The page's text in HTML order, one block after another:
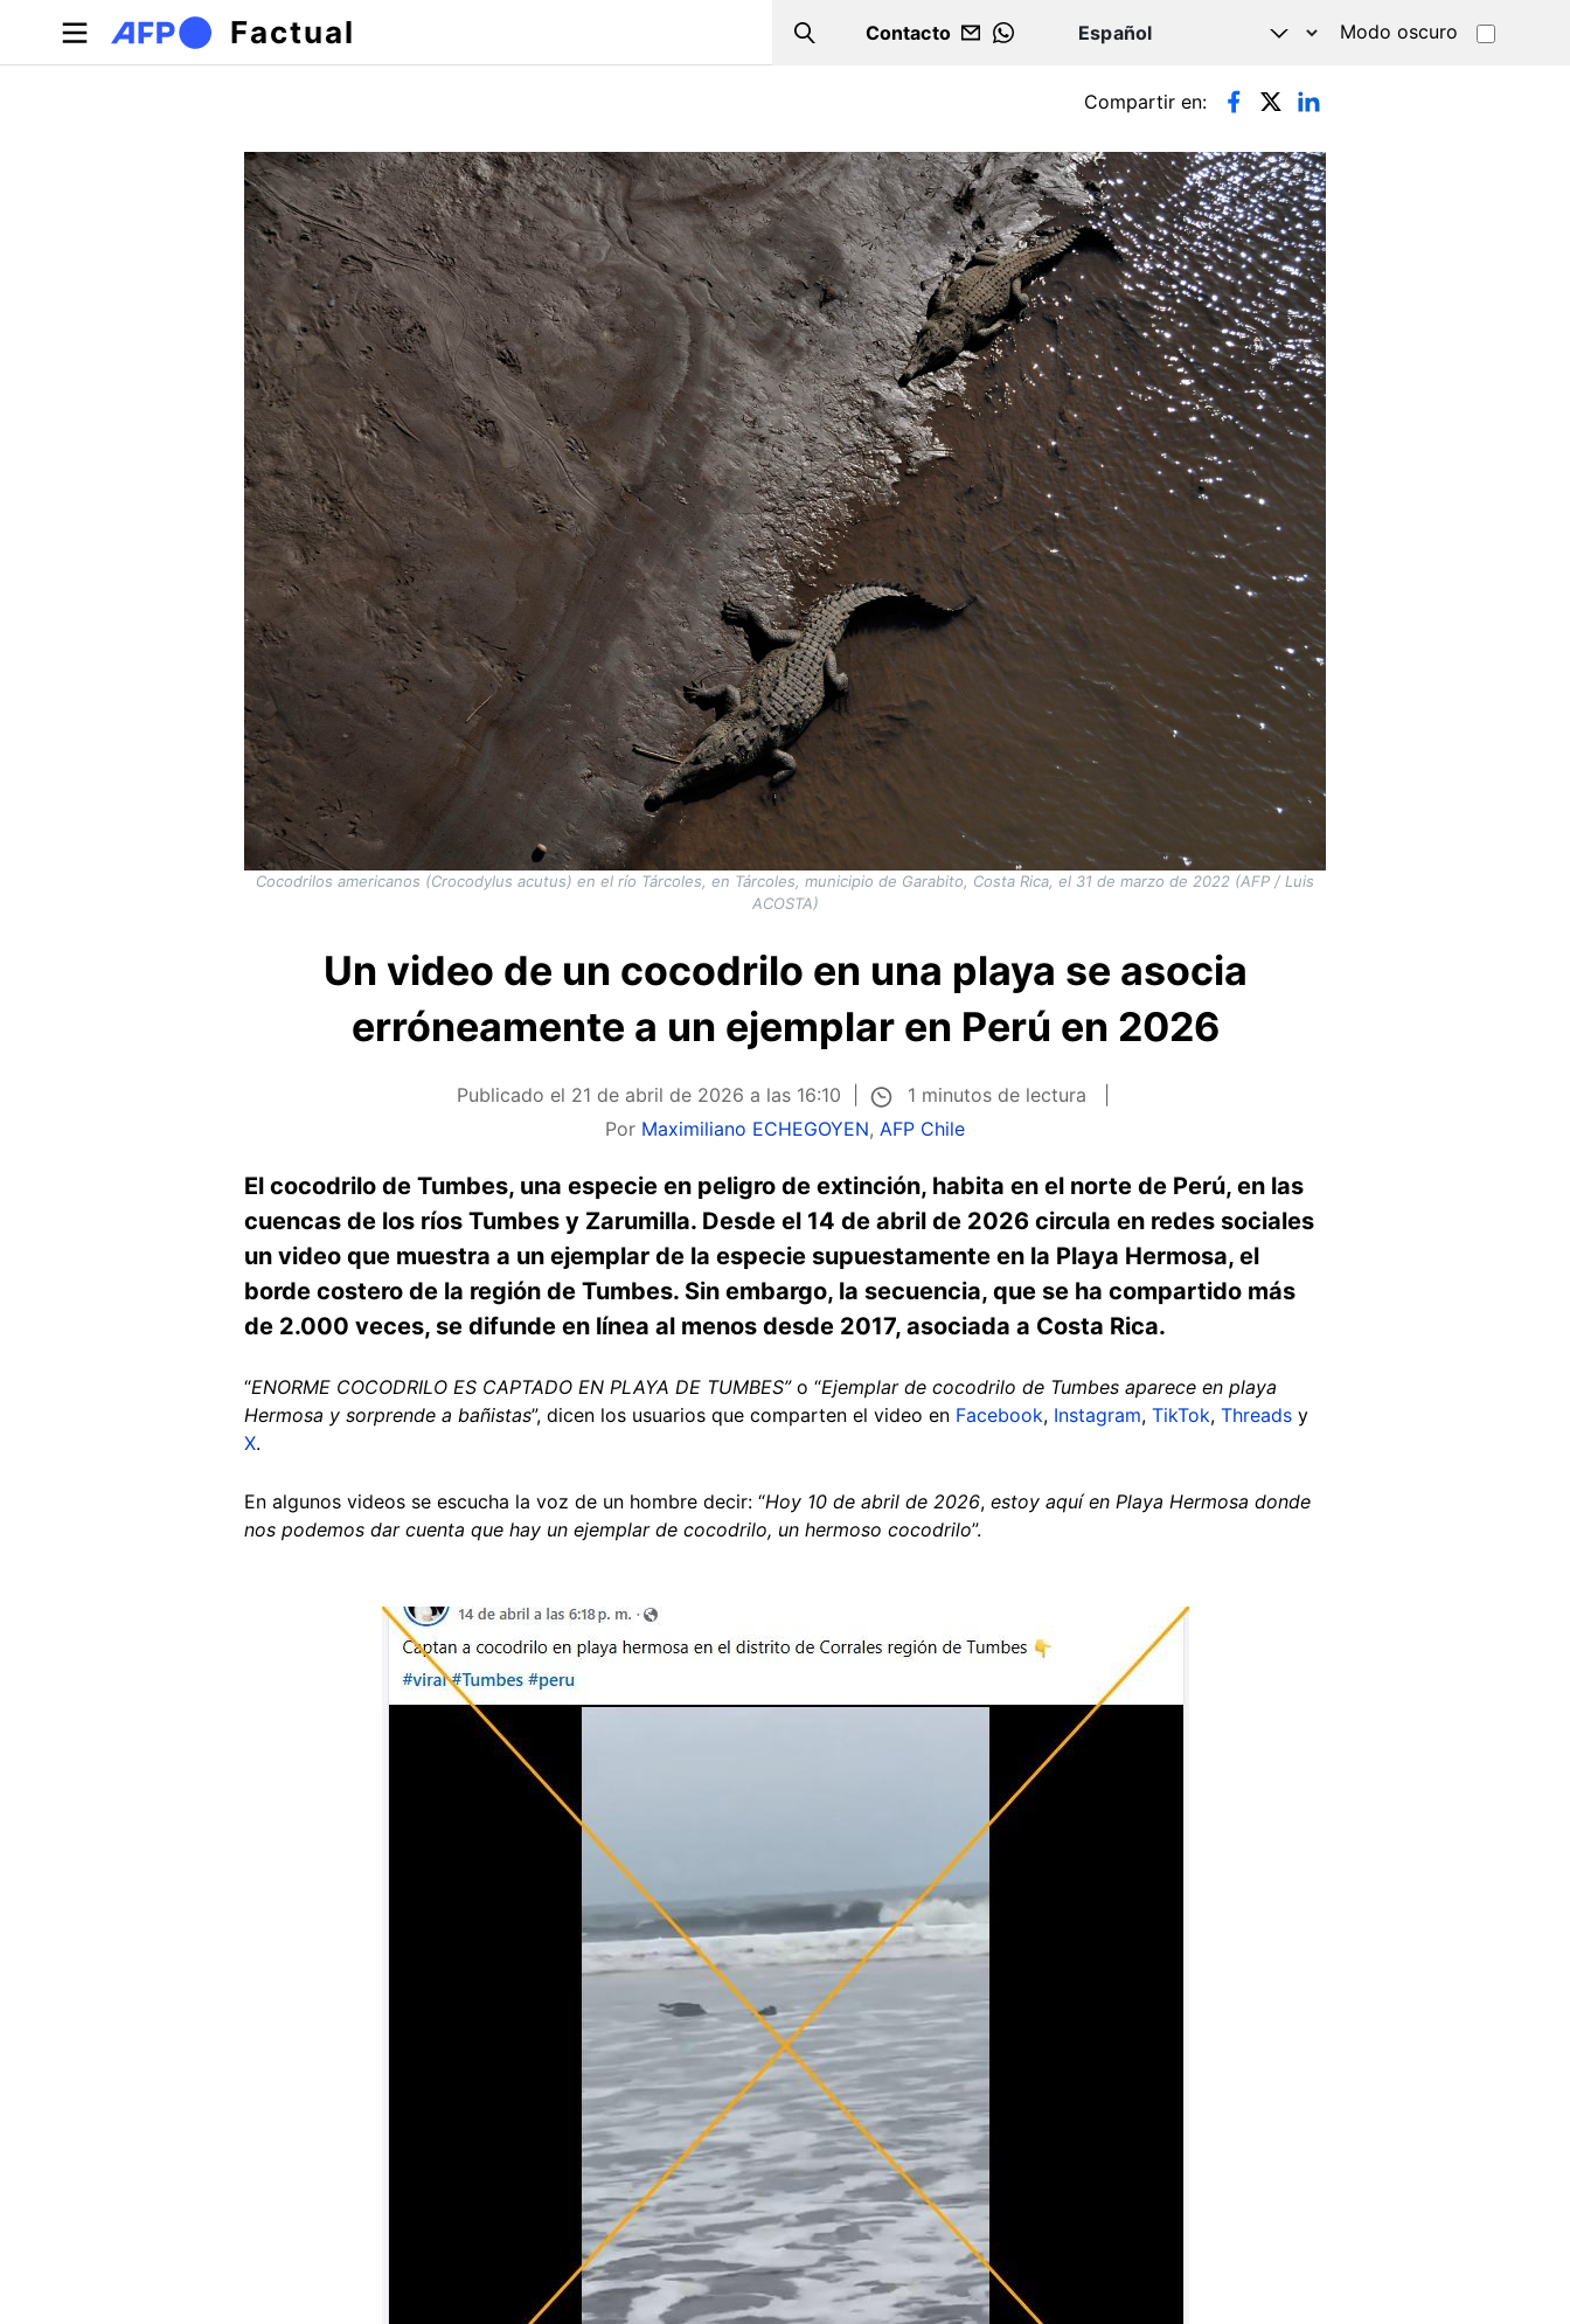
Pasar al contenido principal
Factual Search
Contacto
WHATSAPP
Modo oscuro
Solapas principales Compartir en:
Cocodrilos americanos (Crocodylus acutus) en el río Tárcoles, en Tárcoles, municipio de Garabito, Costa Rica, el 31 de marzo de 2022 (AFP / Luis
ACOSTA)
Un video de un cocodrilo en una playa se asocia
erróneamente a un ejemplar en Perú en 2026
Publicado el 21 de abril de 2026 a las 16:10
1 minutos de lectura
Por Maximiliano ECHEGOYEN, AFP Chile
El cocodrilo de Tumbes, una especie en peligro de extinción, habita en el norte de Perú, en las
cuencas de los ríos Tumbes y Zarumilla. Desde el 14 de abril de 2026 circula en redes sociales
un video que muestra a un ejemplar de la especie supuestamente en la Playa Hermosa, el
borde costero de la región de Tumbes. Sin embargo, la secuencia, que se ha compartido más
de 2.000 veces, se difunde en línea al menos desde 2017, asociada a Costa Rica.
“ENORME COCODRILO ES CAPTADO EN PLAYA DE TUMBES” o “Ejemplar de cocodrilo de Tumbes aparece en playa
Hermosa y sorprende a bañistas”, dicen los usuarios que comparten el video en Facebook, Instagram, TikTok, Threads y
X.
En algunos videos se escucha la voz de un hombre decir: “Hoy 10 de abril de 2026, estoy aquí en Playa Hermosa donde
nos podemos dar cuenta que hay un ejemplar de cocodrilo, un hermoso cocodrilo”.